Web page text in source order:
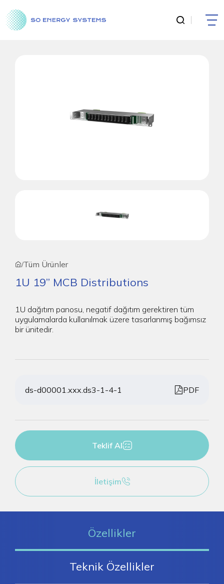
/Tüm Ürünler
1U 19” MCB Distributions
1U dağıtım panosu, negatif dağıtım gerektiren tüm
uygulamalarda kullanılmak üzere tasarlanmış bağımsız
bir ünitedir.
ds-d00001.xxx.ds3-1-4-1 PDF
Teklif Al
İletişim
Özellikler
Teknik Özellikler